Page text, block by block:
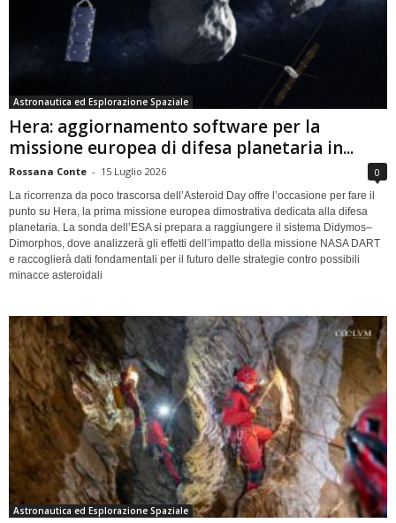
Astronautica ed Esplorazione Spaziale
Hera: aggiornamento software per la
missione europea di difesa planetaria in...
Rossana Conte - 15 Luglio 2026 0
La ricorrenza da poco trascorsa dell’Asteroid Day offre l’occasione per fare il
punto su Hera, la prima missione europea dimostrativa dedicata alla difesa
planetaria. La sonda dell’ESA si prepara a raggiungere il sistema Didymos–
Dimorphos, dove analizzerà gli effetti dell’impatto della missione NASA DART
e raccoglierà dati fondamentali per il futuro delle strategie contro possibili
minacce asteroidali
Astronautica ed Esplorazione Spaziale